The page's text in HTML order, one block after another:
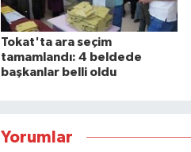
Tokat'ta ara seçim
tamamlandı: 4 beldede
başkanlar belli oldu
Yorumlar